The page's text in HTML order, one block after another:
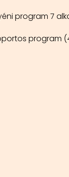
program 7
program